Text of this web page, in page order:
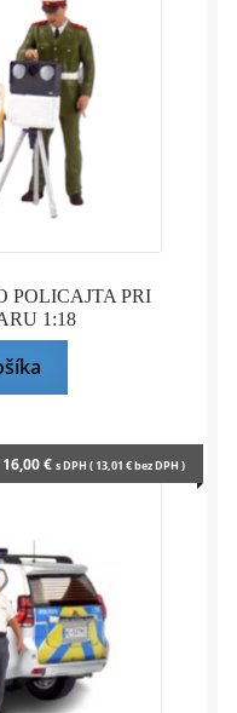
POLICAJTA PRI
1:18
16,00€ s DPH (13,01 €bez DPH )